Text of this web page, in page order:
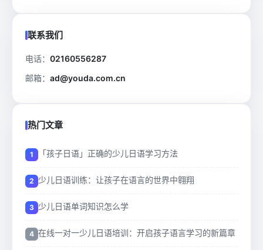
联系我们
电话： 02160556287
邮箱： ad@youda.com.cn
热门文章
「孩子日语」正确的少儿日语学习方法
少儿日语训练：让孩子在语言的世界中翱翔
少儿日语单词知识怎么学
在线一对一少儿日语培训：开启孩子语言学习的新篇章